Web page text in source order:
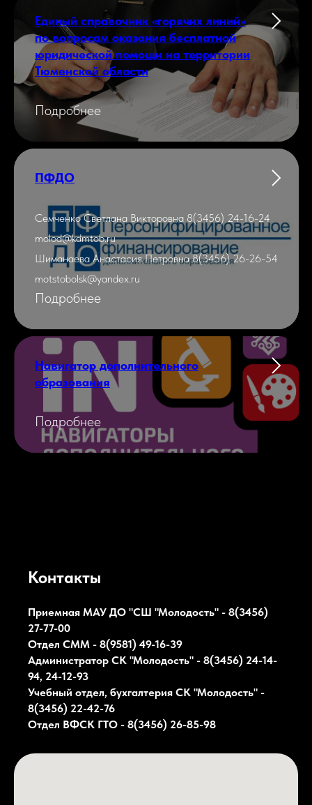
Единый справочник «горячих линий»
по вопросам оказания бесплатной
юридической помощи на территории
Тюменской области
Подробнее
ПФДО
Семченко Светлана Викторовна 8(3456) 24-16-24
molod@kdmtob.ru
Шиманаева Анастасия Петровна 8(3456) 26-26-54
motstobolsk@yandex.ru
Подробнее
Навигатор дополнительного
образования
Подробнее
Контакты
Приемная МАУ ДО "СШ "Молодость" - 8(3456)
27-77-00
Отдел СММ - 8(9581) 49-16-39
Администратор СК "Молодость" - 8(3456) 24-14-
94, 24-12-93
Учебный отдел, бухгалтерия СК "Молодость" -
8(3456) 22-42-76
Отдел ВФСК ГТО - 8(3456) 26-85-98